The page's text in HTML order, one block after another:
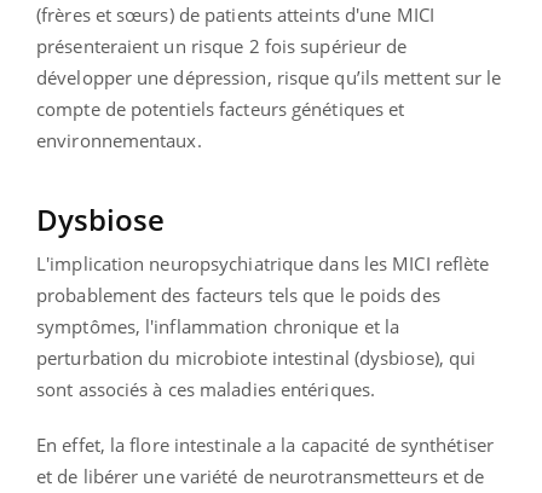
(frères et sœurs) de patients atteints d'une MICI
présenteraient un risque 2 fois supérieur de
développer une dépression, risque qu’ils mettent sur le
compte de potentiels facteurs génétiques et
environnementaux.
Dysbiose
L'implication neuropsychiatrique dans les MICI reflète
probablement des facteurs tels que le poids des
symptômes, l'inflammation chronique et la
perturbation du microbiote intestinal (dysbiose), qui
sont associés à ces maladies entériques.
En effet, la flore intestinale a la capacité de synthétiser
et de libérer une variété de neurotransmetteurs et de